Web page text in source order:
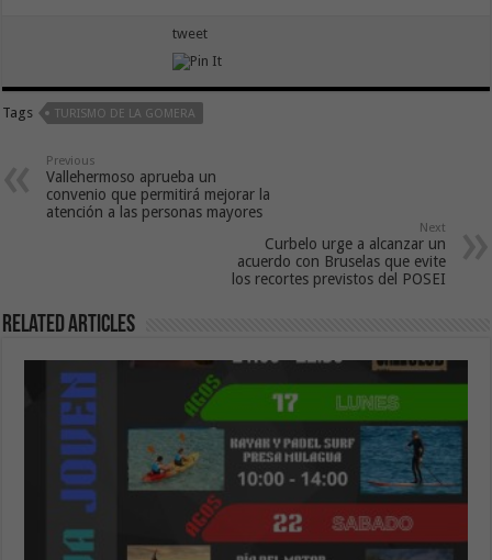
tweet
Tags TURISMO DE LA GOMERA
Previous
Vallehermoso aprueba un
convenio que permitirá mejorar la
atención a las personas mayores
Next
Curbelo urge a alcanzar un
acuerdo con Bruselas que evite
los recortes previstos del POSEI
Related Articles